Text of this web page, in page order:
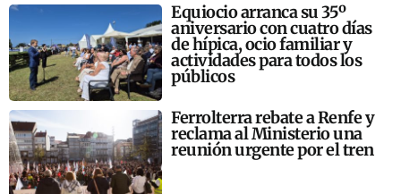
Equiocio arranca su 35º
aniversario con cuatro días
de hípica, ocio familiar y
actividades para todos los
públicos
Ferrolterra rebate a Renfe y
reclama al Ministerio una
reunión urgente por el tren